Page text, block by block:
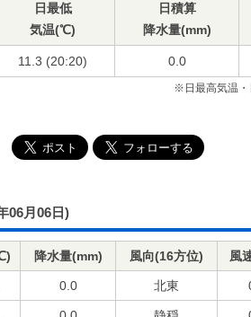
日最低
気温(℃)
日積算
降水量(mm)
11.3 (20:20) 0.0
※日最高気温・
06月06日)
降水量(mm) 風向(16方位) 風
0.0 北東